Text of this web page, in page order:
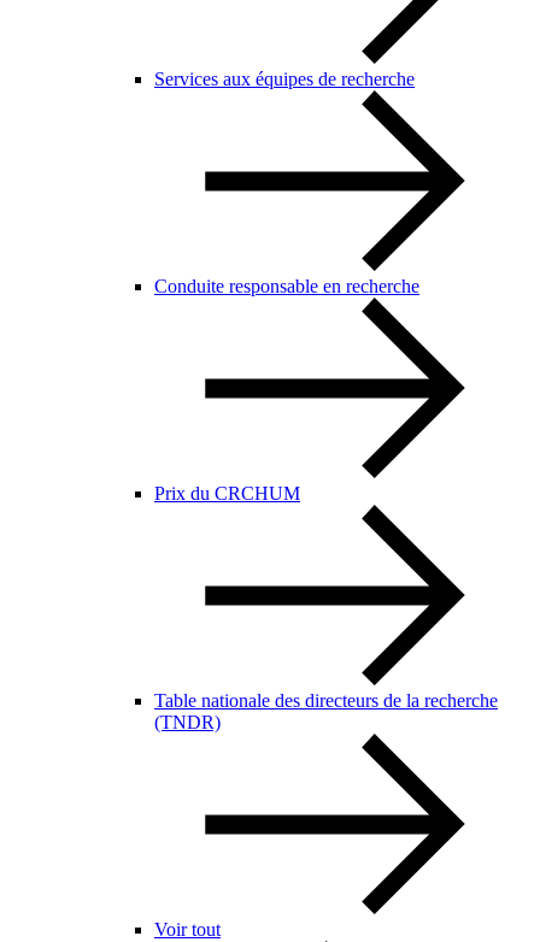
Services aux équipes de recherche
Conduite responsable en recherche
Prix du CRCHUM
Table nationale des directeurs de la recherche
(TNDR)
Voir tout